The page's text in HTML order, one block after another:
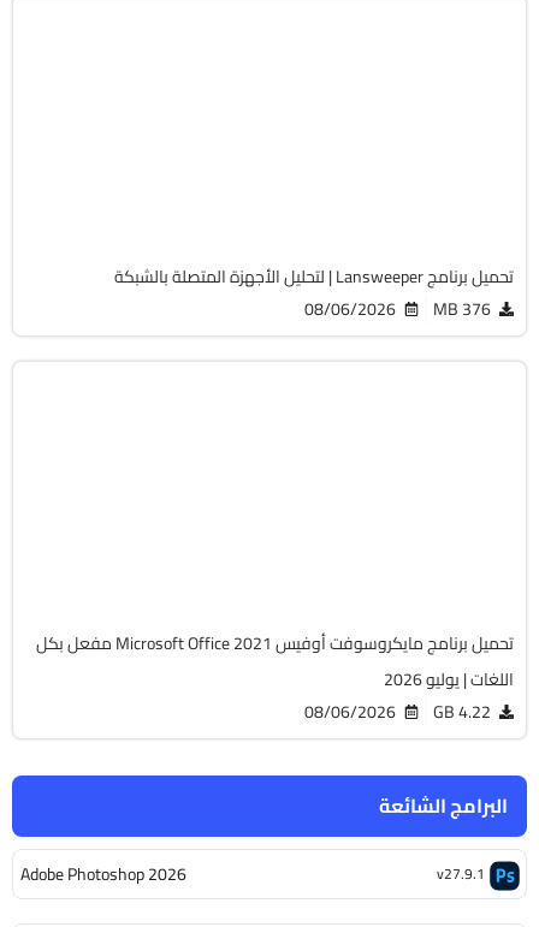
البرامج الشائعة
Adobe Photoshop 2026 v27.9.1
تحميل برنامج Lansweeper | لتحليل الأجهزة المتصلة بالشبكة
376 MB
08/06/2026
تحميل برنامج مايكروسوفت أوفيس Microsoft Office 2021 مفعل بكل
اللغات | يوليو 2026
4.22 GB
08/06/2026